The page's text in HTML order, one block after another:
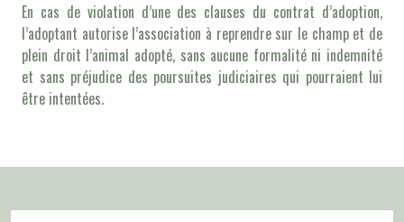
En cas de violation d’une des clauses du contrat d’adoption,
l’adoptant autorise l’association à reprendre sur le champ et de
plein droit l’animal adopté, sans aucune formalité ni indemnité
et sans préjudice des poursuites judiciaires qui pourraient lui
être intentées.